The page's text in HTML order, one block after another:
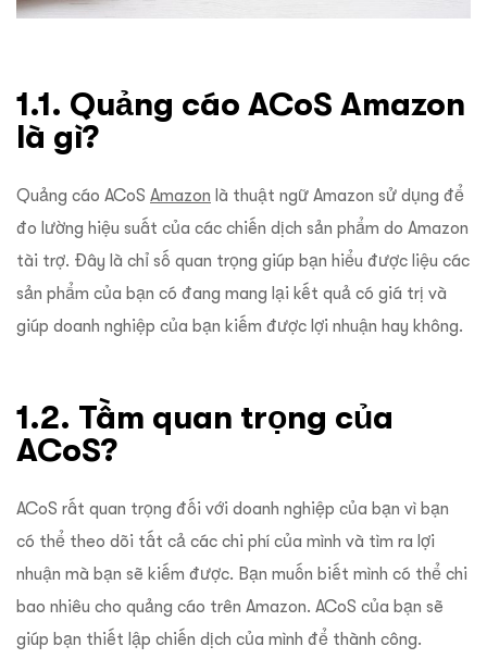
1.1. Quảng cáo ACoS Amazon
là gì?
Quảng cáo ACoS Amazon là thuật ngữ Amazon sử dụng để
đo lường hiệu suất của các chiến dịch sản phẩm do Amazon
tài trợ. Đây là chỉ số quan trọng giúp bạn hiểu được liệu các
sản phẩm của bạn có đang mang lại kết quả có giá trị và
giúp doanh nghiệp của bạn kiếm được lợi nhuận hay không.
1.2. Tầm quan trọng của
ACoS?
ACoS rất quan trọng đối với doanh nghiệp của bạn vì bạn
có thể theo dõi tất cả các chi phí của mình và tìm ra lợi
nhuận mà bạn sẽ kiếm được. Bạn muốn biết mình có thể chi
bao nhiêu cho quảng cáo trên Amazon. ACoS của bạn sẽ
giúp bạn thiết lập chiến dịch của mình để thành công.